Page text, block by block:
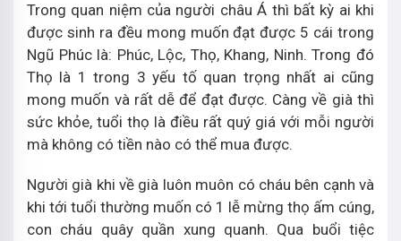
Trong quan niệm của người châu Á thì bất kỳ ai khi
được sinh ra đều mong muốn đạt được 5 cái trong
Ngũ Phúc là: Phúc, Lộc, Thọ, Khang, Ninh. Trong đó
Thọ là 1 trong 3 yếu tố quan trọng nhất ai cũng
mong muốn và rất dễ để đạt được. Càng về già thì
sức khỏe, tuổi thọ là điều rất quý giá với mỗi người
mà không có tiền nào có thể mua được.
Người già khi về già luôn muôn có cháu bên cạnh và
khi tới tuổi thường muốn có 1 lễ mừng thọ ấm cúng,
con cháu quây quần xung quanh. Qua buổi tiệc